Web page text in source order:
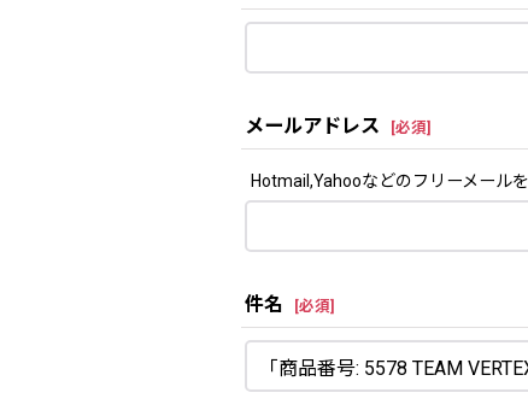
メールアドレス [必須]
Hotmail,Yahooなどのフリーメール
件名 [必須]